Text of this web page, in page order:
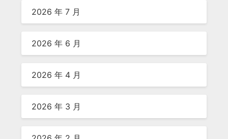
2026 年 7 月
2026 年 6 月
2026 年 4 月
2026 年 3 月